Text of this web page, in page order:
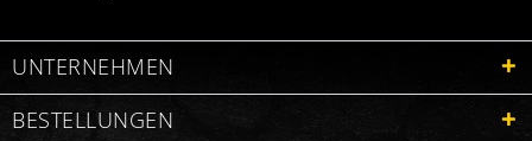
UNTERNEHMEN
BESTELLUNGEN